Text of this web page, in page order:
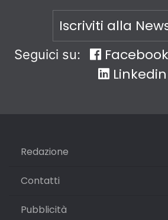
Iscriviti alla
Seguici su: Facebook
Linkedin
Redazione
Contatti
Pubblicità